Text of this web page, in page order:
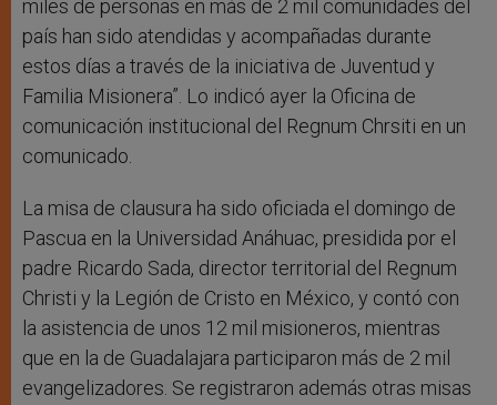
miles de personas en más de 2 mil comunidades del
país han sido atendidas y acompañadas durante
estos días a través de la iniciativa de Juventud y
Familia Misionera”. Lo indicó ayer la Oficina de
comunicación institucional del Regnum Chrsiti en un
comunicado.
La misa de clausura ha sido oficiada el domingo de
Pascua en la Universidad Anáhuac, presidida por el
padre Ricardo Sada, director territorial del Regnum
Christi y la Legión de Cristo en México, y contó con
la asistencia de unos 12 mil misioneros, mientras
que en la de Guadalajara participaron más de 2 mil
evangelizadores. Se registraron además otras misas